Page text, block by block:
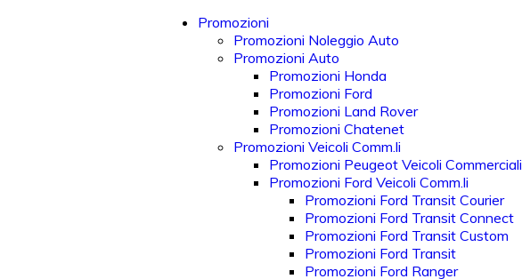
Promozioni
Promozioni Noleggio Auto
Promozioni Auto
Promozioni Honda
Promozioni Ford
Promozioni Land Rover
Promozioni Chatenet
Promozioni Veicoli Comm.li
Promozioni Peugeot Veicoli Commerciali
Promozioni Ford Veicoli Comm.li
Promozioni Ford Transit Courier
Promozioni Ford Transit Connect
Promozioni Ford Transit Custom
Promozioni Ford Transit
Promozioni Ford Ranger